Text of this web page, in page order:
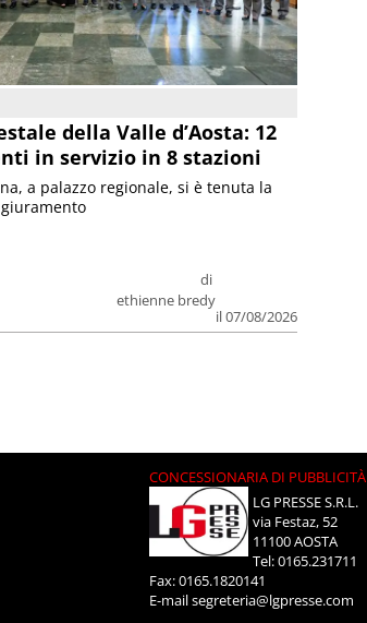
della Valle d’Aosta: 12
in servizio in 8 stazioni
di
ethienne bredy
il 07/08/2026
a palazzo regionale, si è tenuta la
CONCESSIONARIA DI PUBBLICITÀ
LG PRESSE S.R.L.
via Festaz, 52
11100 AOSTA
Tel: 0165.231711
Fax: 0165.1820141
E-mailsegreteria@lgpresse.com